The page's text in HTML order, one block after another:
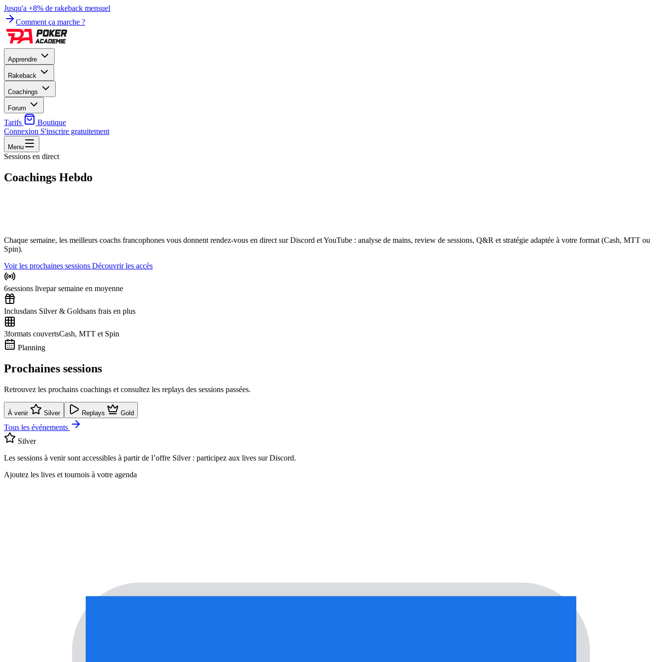
Jusqu'a +8% de rakeback mensuel
Comment ça marche ?
Apprendre
Rakeback
Coachings
Forum
Tarifs
Boutique
Connexion S'inscrire gratuitement
Menu
Sessions en direct
Coachings Hebdo
Chaque semaine, les meilleurs coachs francophones vous donnent rendez-vous en direct sur Discord et YouTube : analyse de mains, review de sessions, Q&R et stratégie adaptée à votre format (Cash, MTT ou
Spin).
Voir les prochaines sessions Découvrir les accès
6sessions livepar semaine en moyenne
Inclusdans Silver & Goldsans frais en plus
3formats couvertsCash, MTT et Spin
Planning
Prochaines sessions
Retrouvez les prochains coachings et consultez les replays des sessions passées.
À venir Silver Replays Gold
Tous les événements
Silver
Les sessions à venir sont accessibles à partir de l’offre Silver: participez aux lives sur Discord.
Ajoutez les lives et tournois à votre agenda